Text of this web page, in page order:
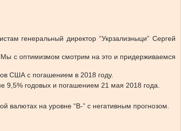
генеральный директор “Укрзализныци” Сергей
с оптимизмом смотрим на это и придерживаемся
США с погашением в 2018 году.
9,5% годовых и погашением 21 мая 2018 года.
валютах на уровне “B-” с негативным прогнозом.